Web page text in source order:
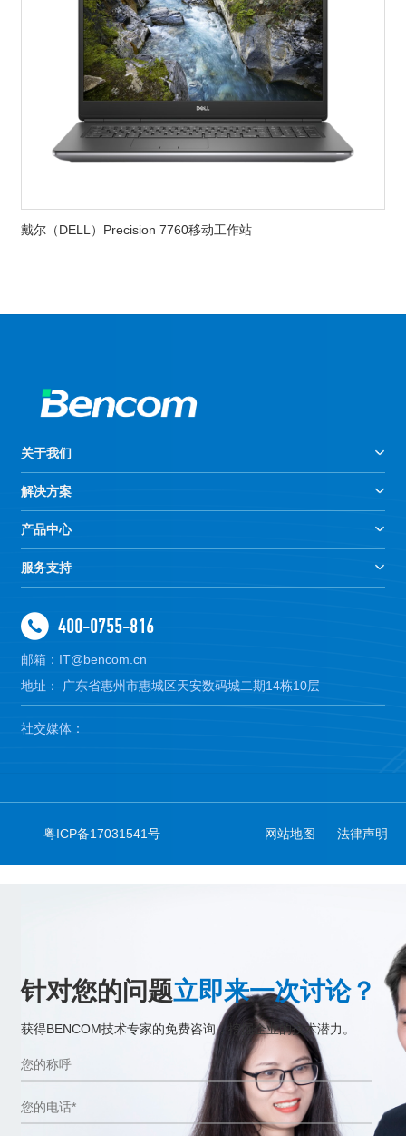
戴尔（DELL）Precision 7760移动工作站
关于我们
解决方案
产品中心
服务支持
400-0755-816
邮箱：IT@bencom.cn
地址： 广东省惠州市惠城区天安数码城二期14栋10层
社交媒体：
粤ICP备17031541号 网站地图 法律声明
针对您的问题立即来一次讨论？
获得BENCOM技术专家的免费咨询，挖掘企业的技术潜力。